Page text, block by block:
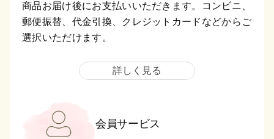
商品お届け後にお支払いいただきます。コンビニ、
郵便振替、代金引換、クレジットカードなどからご
選択いただけます。
詳しく見る
会員サービス